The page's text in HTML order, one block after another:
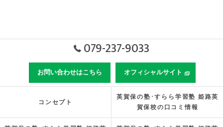
079-237-9033
お問い合わせはこちら オフィシャルサイト
コンセプト
英賀保の塾･すらら学習塾 姫路英
賀保校の口コミ情報